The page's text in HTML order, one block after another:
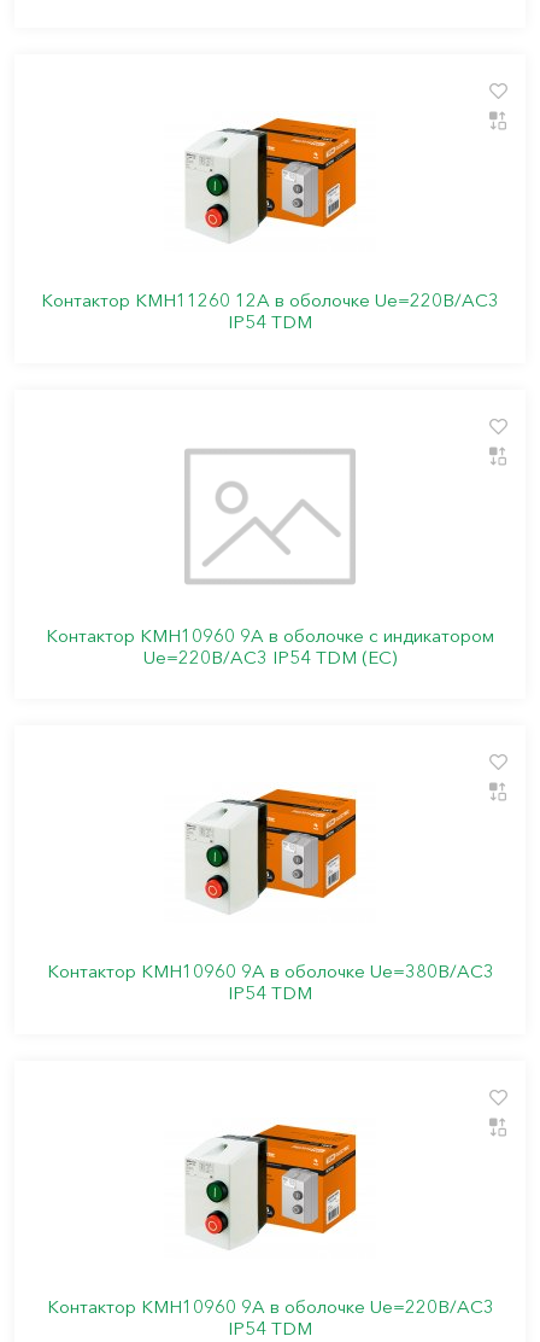
Контактор КМН11260 12А в оболочке Ue=220В/АС3
IP54 TDM
Контактор КМН10960 9А в оболочке с индикатором
Ue=220В/АС3 IP54 TDM (ЕС)
Контактор КМН10960 9А в оболочке Ue=380В/АС3
IP54 TDM
Контактор КМН10960 9А в оболочке Ue=220В/АС3
IP54 TDM